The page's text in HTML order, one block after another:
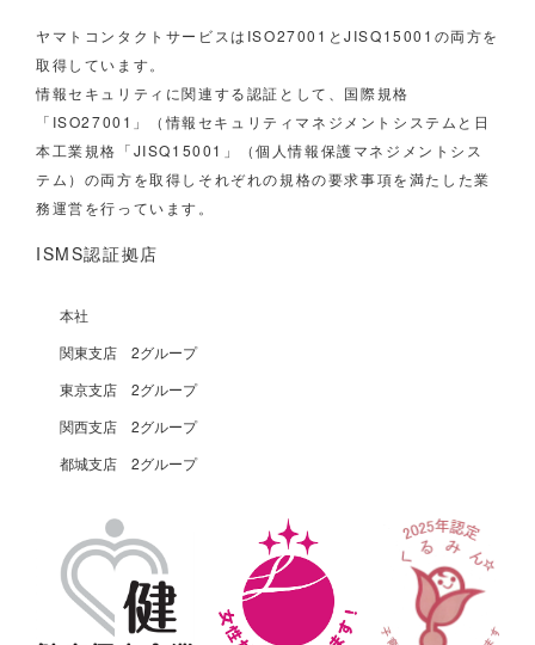
ヤマトコンタクトサービスはISO27001とJISQ15001の両方を
取得しています。
情報セキュリティに関連する認証として、国際規格
「ISO27001」（情報セキュリティマネジメントシステムと日
本工業規格「JISQ15001」（個人情報保護マネジメントシス
テム）の両方を取得しそれぞれの規格の要求事項を満たした業
務運営を行っています。
ISMS認証拠店
本社
関東支店 2グループ
東京支店 2グループ
関西支店 2グループ
都城支店 2グループ